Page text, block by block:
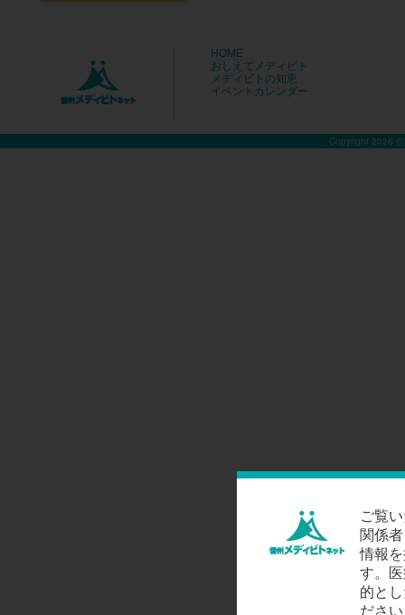
HOME
おしえてメディビト
メディビトの知恵
イベントカレンダー
Copyright 2026
ご覧
関係
情報
す。
的と
ださ